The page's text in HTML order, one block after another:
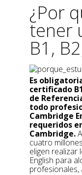
¿Por
tener
B1,
Es
certificado
de
todo
Cambridge
requeridos
Cambridge.
cuatro
eligen realizar
English para
profesionales,